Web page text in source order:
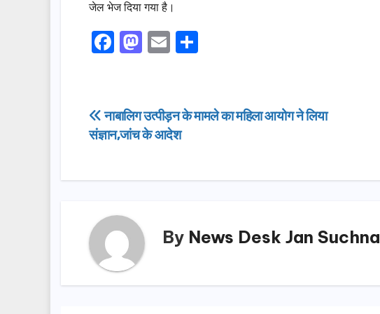
जेल भेज दिया गया है।
F
e
b
o
M
o
d
n
E
e
Post
navigation
नाबालिग उत्पीड़न के मामले का महिला आयोग ने लिया
संज्ञान,जांच के आदेश
By News Desk Jan Suchna